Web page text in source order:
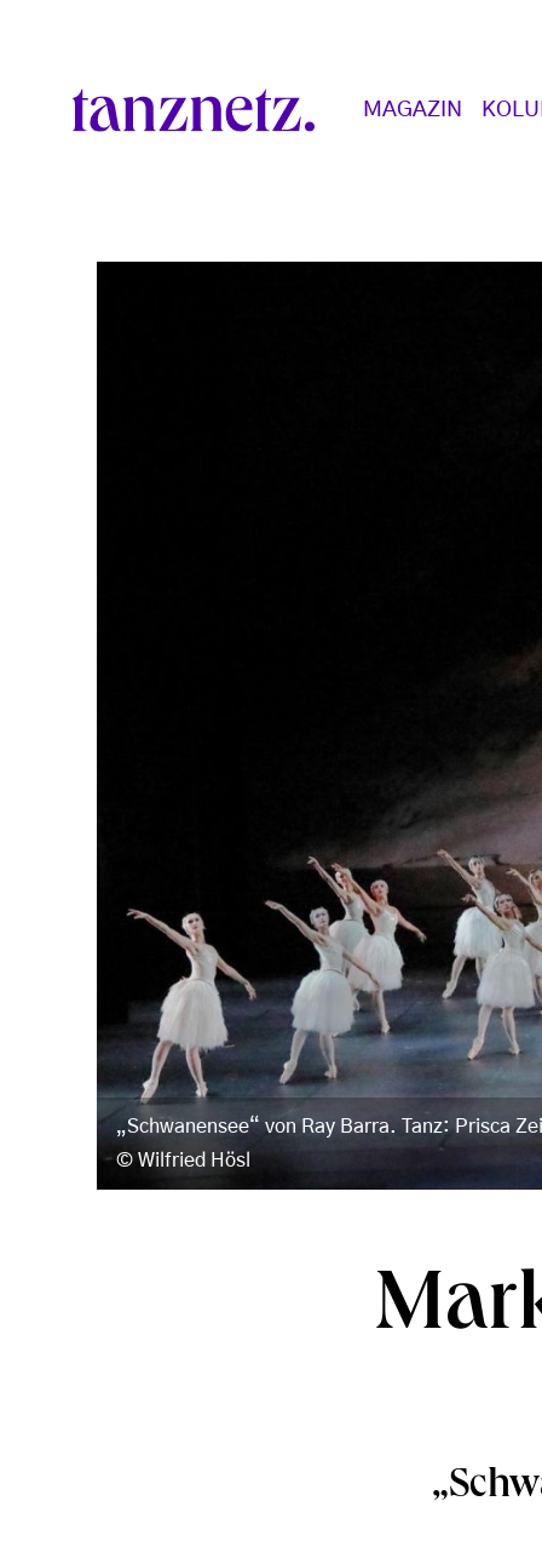
Main navigation
MAGAZIN
„Schwanensee“ von Ray Barra. Tanz: Prisca
Wilfried Hösl